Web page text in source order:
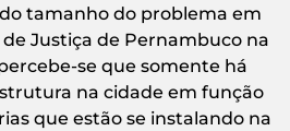
tamanho do problema em
Justiça de Pernambuco na
se que somente há
na cidade em função
que estão se instalando na